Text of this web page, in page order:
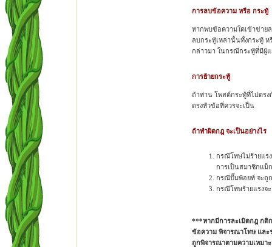
การลบข้อความ หรือ กระทู้
หากพบข้อความใดเข้าข่าย
ลบกระทู้เหล่านั้นทั้งกระทู้
กล่าวมา ในกรณีกระทู้ที่มีผู้
การย้ายกระทู้
ถ้าท่าน โพสต์กระทู้ที่ไม่ตรง
ตรงหัวข้อที่ควรจะเป็น
ถ้าทำผิดกฎ จะเป็นอย่างไร
กรณีโทษไม่ร้ายแร
การเป็นสมาชิกแ
กรณีปั๊มพ้อยท์ จะถู
กรณีโทษร้ายแรงจ
***หากมีการละเมิดกฎ กติก
ข้อความ พิจารณาโทษ และ
ถูกพิจารณาตามความเหมา